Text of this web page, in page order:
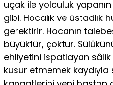
uçak ile yolculuk
gibi. Hocalık ve üstadlık
gerektirir. Hocanın
büyüktür, çoktur.
ehliyetini ispatlayan
kusur etmemek kaydıyla